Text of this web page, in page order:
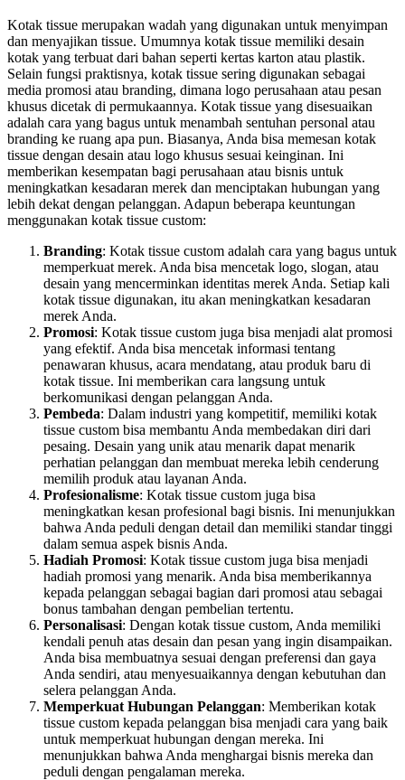
Kotak tissue merupakan wadah yang digunakan untuk menyimpan
dan menyajikan tissue. Umumnya kotak tissue memiliki desain
kotak yang terbuat dari bahan seperti kertas karton atau plastik.
Selain fungsi praktisnya, kotak tissue sering digunakan sebagai
media promosi atau branding, dimana logo perusahaan atau pesan
khusus dicetak di permukaannya. Kotak tissue yang disesuaikan
adalah cara yang bagus untuk menambah sentuhan personal atau
branding ke ruang apa pun. Biasanya, Anda bisa memesan kotak
tissue dengan desain atau logo khusus sesuai keinginan. Ini
memberikan kesempatan bagi perusahaan atau bisnis untuk
meningkatkan kesadaran merek dan menciptakan hubungan yang
lebih dekat dengan pelanggan. Adapun beberapa keuntungan
menggunakan kotak tissue custom:
Branding: Kotak tissue custom adalah cara yang bagus untuk
memperkuat merek. Anda bisa mencetak logo, slogan, atau
desain yang mencerminkan identitas merek Anda. Setiap kali
kotak tissue digunakan, itu akan meningkatkan kesadaran
merek Anda.
Promosi: Kotak tissue custom juga bisa menjadi alat promosi
yang efektif. Anda bisa mencetak informasi tentang
penawaran khusus, acara mendatang, atau produk baru di
kotak tissue. Ini memberikan cara langsung untuk
berkomunikasi dengan pelanggan Anda.
Pembeda: Dalam industri yang kompetitif, memiliki kotak
tissue custom bisa membantu Anda membedakan diri dari
pesaing. Desain yang unik atau menarik dapat menarik
perhatian pelanggan dan membuat mereka lebih cenderung
memilih produk atau layanan Anda.
Profesionalisme: Kotak tissue custom juga bisa
meningkatkan kesan profesional bagi bisnis. Ini menunjukkan
bahwa Anda peduli dengan detail dan memiliki standar tinggi
dalam semua aspek bisnis Anda.
Hadiah Promosi: Kotak tissue custom juga bisa menjadi
hadiah promosi yang menarik. Anda bisa memberikannya
kepada pelanggan sebagai bagian dari promosi atau sebagai
bonus tambahan dengan pembelian tertentu.
Personalisasi: Dengan kotak tissue custom, Anda memiliki
kendali penuh atas desain dan pesan yang ingin disampaikan.
Anda bisa membuatnya sesuai dengan preferensi dan gaya
Anda sendiri, atau menyesuaikannya dengan kebutuhan dan
selera pelanggan Anda.
Memperkuat Hubungan Pelanggan: Memberikan kotak
tissue custom kepada pelanggan bisa menjadi cara yang baik
untuk memperkuat hubungan dengan mereka. Ini
menunjukkan bahwa Anda menghargai bisnis mereka dan
peduli dengan pengalaman mereka.